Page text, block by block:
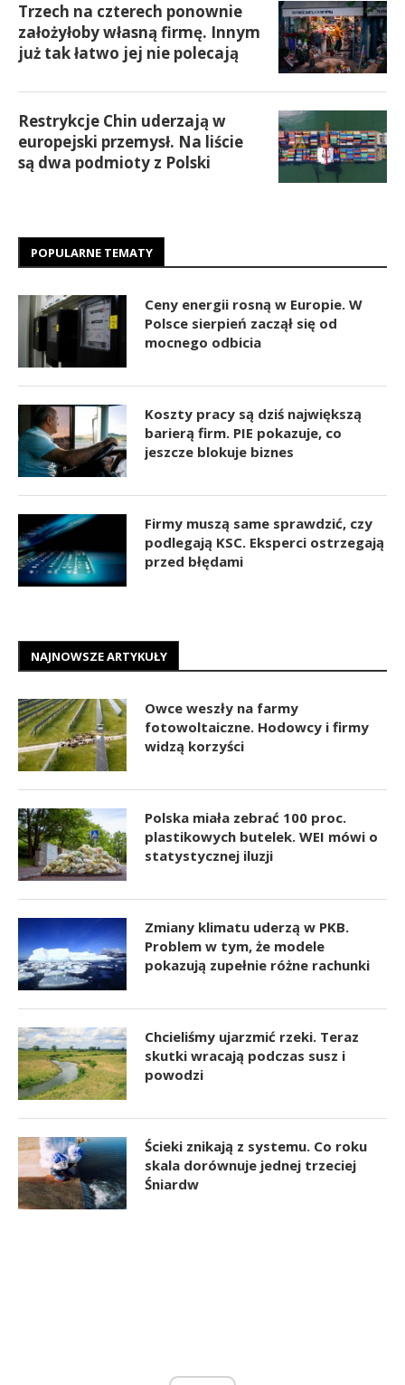
Trzech na czterech ponownie
założyłoby własną firmę. Innym
już tak łatwo jej nie polecają
Restrykcje Chin uderzają w
europejski przemysł. Na liście
są dwa podmioty z Polski
POPULARNE TEMATY
Ceny energii rosną w Europie. W
Polsce sierpień zaczął się od
mocnego odbicia
Koszty pracy są dziś największą
barierą firm. PIE pokazuje, co
jeszcze blokuje biznes
Firmy muszą same sprawdzić, czy
podlegają KSC. Eksperci ostrzegają
przed błędami
NAJNOWSZE ARTYKUŁY
Owce weszły na farmy
fotowoltaiczne. Hodowcy i firmy
widzą korzyści
Polska miała zebrać 100 proc.
plastikowych butelek. WEI mówi o
statystycznej iluzji
Zmiany klimatu uderzą w PKB.
Problem w tym, że modele
pokazują zupełnie różne rachunki
Chcieliśmy ujarzmić rzeki. Teraz
skutki wracają podczas susz i
powodzi
Ścieki znikają z systemu. Co roku
skala dorównuje jednej trzeciej
Śniardw